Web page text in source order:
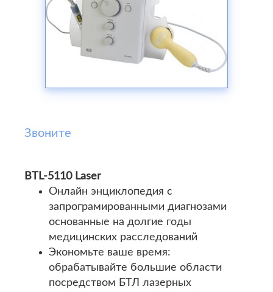
Звоните
BTL-5110 Laser
Онлайн энциклопедия с
запрограмированными диагнозами
основанные на долгие годы
медицинских расследований
Экономьте ваше время:
обрабатывайте большие области
посредством БТЛ лазерных